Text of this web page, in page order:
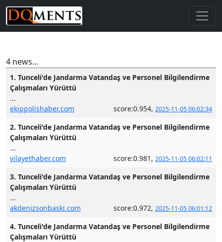
4 news...
1. Tunceli'de Jandarma Vatandaş ve Personel Bilgilendirme
Çalışmaları Yürüttü
...
ekippolishaber.com
score:0.954, 2025-11-05 06:02:34
2. Tunceli'de Jandarma Vatandaş ve Personel Bilgilendirme
Çalışmaları Yürüttü
...
vilayethaber.com
score:0.981, 2025-11-05 06:02:11
3. Tunceli'de Jandarma Vatandaş ve Personel Bilgilendirme
Çalışmaları Yürüttü
...
akdenizsonbaski.com
score:0.972, 2025-11-05 06:01:12
4. Tunceli'de Jandarma Vatandaş ve Personel Bilgilendirme
Çalışmaları Yürüttü